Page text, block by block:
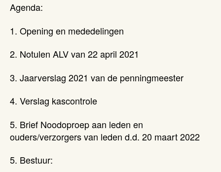
Agenda:
1. Opening en mededelingen
2. Notulen ALV van 22 april 2021
3. Jaarverslag 2021 van de penningmeester
4. Verslag kascontrole
5. Brief Noodoproep aan leden en
ouders/verzorgers van leden d.d. 20 maart 2022
5. Bestuur: